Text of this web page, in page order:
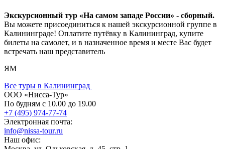
Экскурсионный тур «На самом западе России» - сборный.
Вы можете присоединиться к нашей экскурсионной группе в
Калининграде! Оплатите путёвку в Калининград, купите
билеты на самолет, и в назначенное время и месте Вас будет
встречать наш представитель
ЯМ
Все туры в Калининград
ООО «Нисса-Тур»
По будням с 10.00 до 19.00
+7 (495) 974-77-74
Электронная почта:
info@nissa-tour.ru
Наш офис: